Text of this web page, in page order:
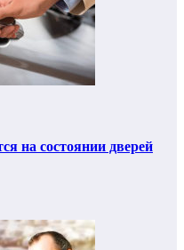
на состоянии дверей